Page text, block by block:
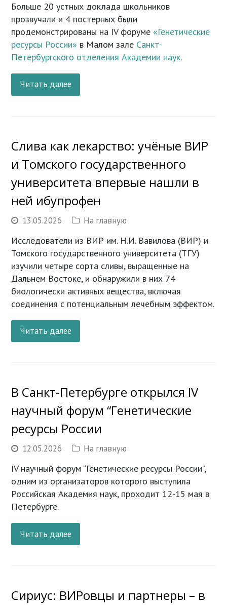
Больше 20 устных доклада школьников
прозвучали и 4 постерных были
продемонстрированы на IV форуме«Генетические
ресурсы России» в Малом зале Санкт-
Петербургского отделения Академии наук.
Читать далее
Слива как лекарство: учёные ВИР
и Томского государственного
университета впервые нашли в
ней ибупрофен
13.05.2026 На главную
Исследователи из ВИР им. Н.И. Вавилова (ВИР) и
Томского государственного университета (ТГУ)
изучили четыре сорта сливы, выращенные на
Дальнем Востоке, и обнаружили в них 74
биологически активных вещества, включая
соединения с потенциальным лечебным эффектом.
Читать далее
В Санкт-Петербурге открылся IV
научный форум “Генетические
ресурсы России
12.05.2026 На главную
IV научный форум “Генетические ресурсы России”,
одним из организаторов которого выступила
Российская Академия наук, проходит 12-15 мая в
Петербурге.
Читать далее
Сириус: ВИРовцы и партнеры – в